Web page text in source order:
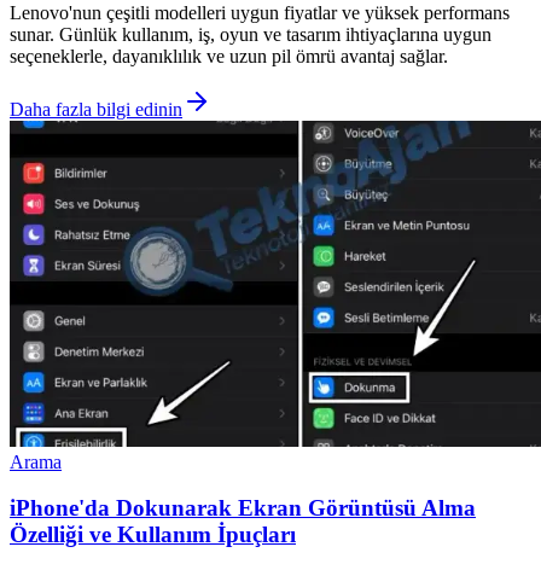
Lenovo'nun çeşitli modelleri uygun fiyatlar ve yüksek performans
sunar. Günlük kullanım, iş, oyun ve tasarım ihtiyaçlarına uygun
seçeneklerle, dayanıklılık ve uzun pil ömrü avantaj sağlar.
Daha fazla bilgi edinin
Arama
iPhone'da Dokunarak Ekran Görüntüsü Alma
Özelliği ve Kullanım İpuçları